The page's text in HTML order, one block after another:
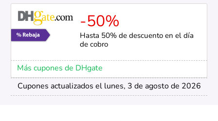
-50%
Hasta 50% de descuento en el día
de cobro
Más cupones de DHgate
Cupones actualizados el lunes, 3 de agosto de 2026